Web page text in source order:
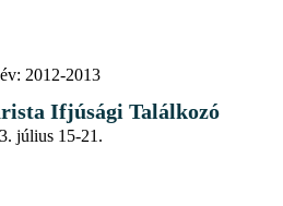
2012-2013
Ifjúsági Találkozó
július 15-21.